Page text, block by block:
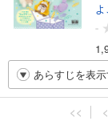
-
あらすじを表
<< <